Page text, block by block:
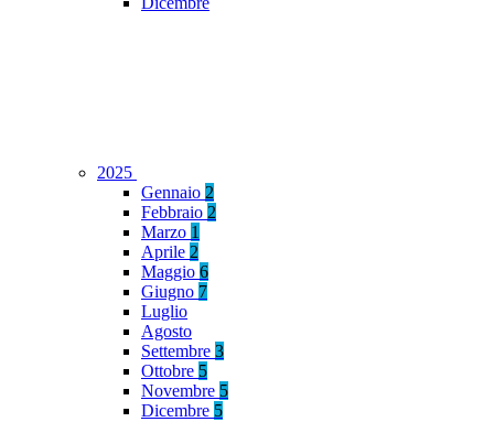
2025
Gennaio 2
Febbraio 2
Marzo 1
Aprile 2
Maggio 6
Giugno 7
Luglio
Agosto
Settembre 3
Ottobre 5
Novembre 5
Dicembre 5